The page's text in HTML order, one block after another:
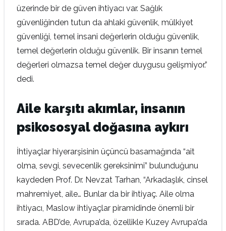
üzerinde bir de güven ihtiyacı var. Sağlık
güvenliğinden tutun da ahlaki güvenlik, mülkiyet
güvenliği, temel insani değerlerin olduğu güvenlik,
temel değerlerin olduğu güvenlik. Bir insanın temel
değerleri olmazsa temel değer duygusu gelişmiyor.”
dedi.
Aile karşıtı akımlar, insanın
psikososyal doğasına aykırı
İhtiyaçlar hiyerarşisinin üçüncü basamağında “ait
olma, sevgi, sevecenlik gereksinimi” bulunduğunu
kaydeden Prof. Dr. Nevzat Tarhan, “Arkadaşlık, cinsel
mahremiyet, aile… Bunlar da bir ihtiyaç. Aile olma
ihtiyacı, Maslow ihtiyaçlar piramidinde önemli bir
sırada. ABD’de, Avrupa’da, özellikle Kuzey Avrupa’da